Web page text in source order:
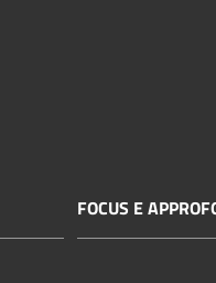
FOCUS E